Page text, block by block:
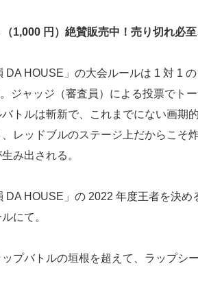
1,000 円）絶賛販売中！売り切れ必至
DA HOUSE」の大会ルールは 1 対 1
ジャッジ（審査員）による投票でト
バトルは斬新で、これまでにない画期
レッドブルのステージ上だからこそ
み出される。
DA HOUSE」の 2022 年度王者を決
にて。
ップバトルの垣根を超えて、ラップシ